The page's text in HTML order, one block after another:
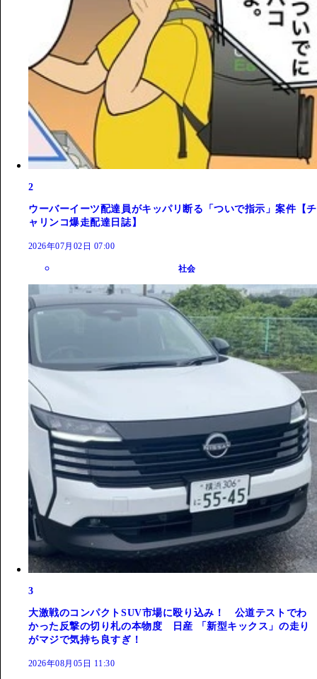
2
ウーバーイーツ配達員がキッパリ断る「ついで指示」案件【チ
ャリンコ爆走配達日誌】
2026年07月02日 07:00
社会
3
大激戦のコンパクトSUV市場に殴り込み！ 公道テストでわ
かった反撃の切り札の本物度 日産 「新型キックス」の走り
がマジで気持ち良すぎ！
2026年08月05日 11:30